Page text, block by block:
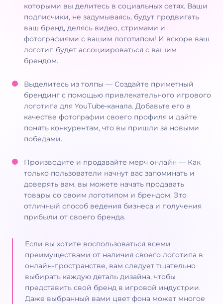
которыми вы делитесь в социальных сетях. Ваши
подписчики, не задумываясь, будут продвигать
ваш бренд, делясь видео, стримами и
фотографиями с вашим логотипом! И вскоре ваш
логотип будет ассоциироваться с вашим
брендом.
Выделитесь из толпы — Создайте приметный
брендинг с помощью привлекательного игрового
логотипа для YouTube-канала. Добавьте его в
качестве фотографии своего профиля и дайте
понять конкурентам, что вы пришли за новыми
победами.
Производите и продавайте мерч онлайн — Как
только пользователи начнут вас запоминать и
доверять вам, вы можете начать продавать
товары со своим логотипом и брендом. Это
отличный способ ведения бизнеса и получения
прибыли от своего бренда.
Если вы хотите воспользоваться всеми
преимуществами от наличия своего логотипа в
онлайн-пространстве, вам следует тщательно
выбирать каждую деталь дизайна, чтобы
представить свой бренд в игровой индустрии.
Даже выбранный вами цвет фона может многое